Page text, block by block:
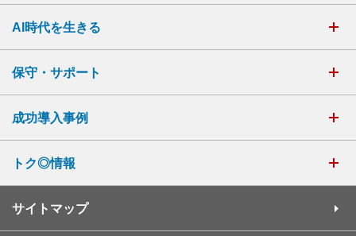
AI時代を生きる
保守・サポート
成功導入事例
トク◎情報
サイトマップ